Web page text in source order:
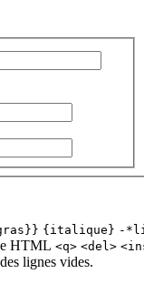
{italique} -
HTML <q> <del>
lignes vides.